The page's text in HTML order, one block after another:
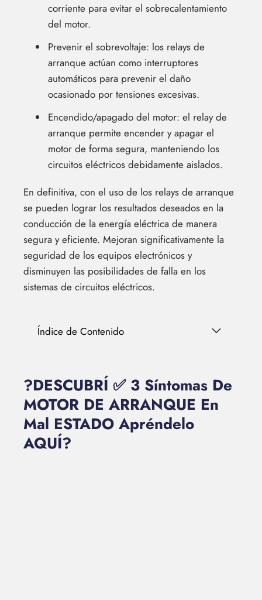
corriente para evitar el sobrecalentamiento
del motor.
Prevenir el sobrevoltaje: los relays de
arranque actúan como interruptores
automáticos para prevenir el daño
ocasionado por tensiones excesivas.
Encendido/apagado del motor: el relay de
arranque permite encender y apagar el
motor de forma segura, manteniendo los
circuitos eléctricos debidamente aislados.
En definitiva, con el uso de los relays de arranque
se pueden lograr los resultados deseados en la
conducción de la energía eléctrica de manera
segura y eficiente. Mejoran significativamente la
seguridad de los equipos electrónicos y
disminuyen las posibilidades de falla en los
sistemas de circuitos eléctricos.
Índice de Contenido
?DESCUBRÍ ✅ 3 Síntomas De
MOTOR DE ARRANQUE En
Mal ESTADO Apréndelo
AQUÍ?